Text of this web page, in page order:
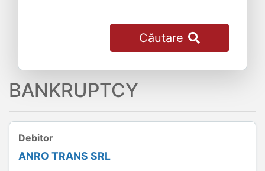
Căutare
BANKRUPTCY
Debitor
ANRO TRANS SRL